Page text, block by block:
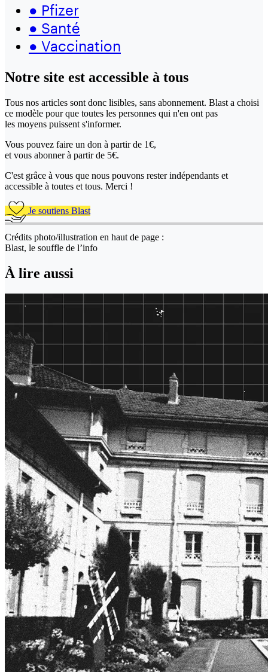
● Pfizer
● Santé
● Vaccination
Notre site est accessible à tous
Tous nos articles sont donc lisibles, sans abonnement. Blast a choisi
ce modèle pour que toutes les personnes qui n'en ont pas
les moyens puissent s'informer.
Vous pouvez faire un don à partir de 1€,
et vous abonner à partir de 5€.
C'est grâce à vous que nous pouvons rester indépendants et
accessible à toutes et tous. Merci !
Je soutiens Blast
Crédits photo/illustration en haut de page :
Blast, le souffle de l’info
À lire aussi